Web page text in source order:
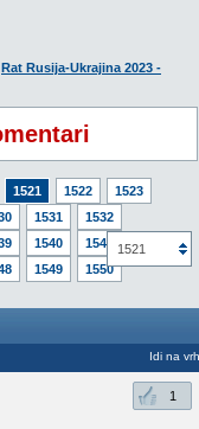
Rat Rusija-Ukrajina 2023 -
1521 1522
1523
1531
1532
1540
1541
1549
1550
1521
Idi na vrh
1